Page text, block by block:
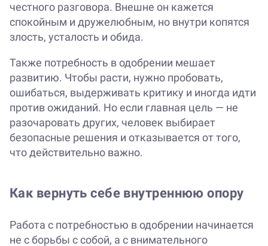
честного разговора. Внешне он кажется
спокойным и дружелюбным, но внутри копятся
злость, усталость и обида.
Также потребность в одобрении мешает
развитию. Чтобы расти, нужно пробовать,
ошибаться, выдерживать критику и иногда идти
против ожиданий. Но если главная цель — не
разочаровать других, человек выбирает
безопасные решения и отказывается от того,
что действительно важно.
Как вернуть себе внутреннюю опору
Работа с потребностью в одобрении начинается
не с борьбы с собой, а с внимательного